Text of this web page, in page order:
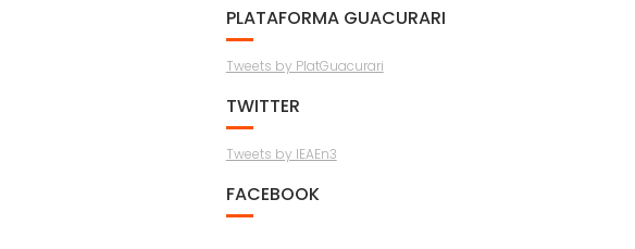
PLATAFORMA GUACURARI
Tweets by PlatGuacurari
TWITTER
Tweets by IEAEn3
FACEBOOK